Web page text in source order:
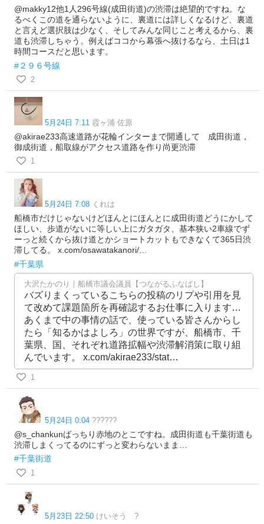
@makky12他1人296号線(成田街道)の渋滞は絶望的ですね。な
るべくこの道を通らないように、裏道には詳しくなるけど、裏道
と言えど選択肢は少なく、そしてみんな同じこと考えるから、裏
道も渋滞しちゃう。例えばココから幕張へ抜けるなら、土日は1
時間コースだと思います。
#２９６号線
2
5月24日 7:11 霞ヶ浦 佐原
@akirae233高速道路が花輪インターまで開通して 成田街道，
御成街道，船取線がアクセス道路を作り尚更渋滞
1
5月24日 7:08 くれは
船橋市だけじゃないけどほんとにほんとに成田街道どうにかして
ほしい、歩道がないに等しい上にガタガタ、基本狭い2車線でず
ーっと続くから抜け道とかショートカットもできなくて365日渋
滞してる。 x.com/osawatakanori/…
#千葉県
大沢たかのり｜船橋市議会議員【つながるふなばし】
バズりまくっているこちらの投稿のリプや引用を見
て改めて課題箇所を再確認するお仕事に入ります…
あくまで中の事情の話で、使っている皆さんからし
たら「知るかはよしろ」の世界ですが、船橋市、千
葉県、国、それぞれ道路拡幅や渋滞解消策に取り組
んでいます。 x.com/akirae233/stat…
1
5月24日 0:04 ??????
@s_chankunばっちり赤地のとこですね。成田街道も千葉街道も
渋滞しまくってるのにずっと変わらないまま…
#千葉街道
1
5月23日 22:50 けいそう ?